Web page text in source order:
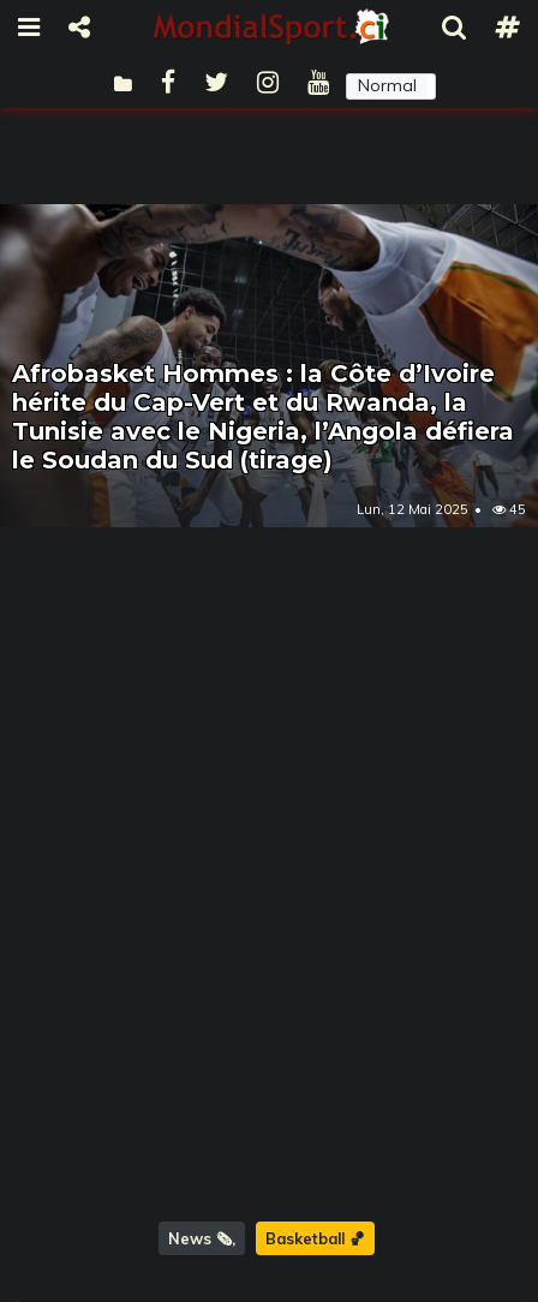
Normal
Afrobasket Hommes : la Côte d’Ivoire
hérite du Cap-Vert et du Rwanda, la
Tunisie avec le Nigeria, l’Angola défiera
le Soudan du Sud (tirage)
Lun, 12 Mai 2025 45
News 🗞️ Basketball 🏀